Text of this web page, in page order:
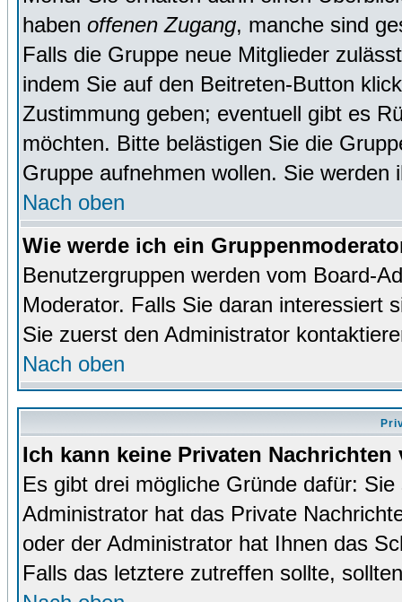
haben offenen Zugang, manche sind
Falls die Gruppe neue Mitglieder
indem Sie auf den Beitreten-Button
Zustimmung geben; eventuell gibt es
möchten. Bitte belästigen Sie die
Gruppe aufnehmen wollen. Sie werden
Nach oben
Wie werde ich ein
Benutzergruppen werden vom Board-
Moderator. Falls Sie daran interessiert
Sie zuerst den Administrator
Nach oben
Ich kann keine Privaten Nachrichten
Es gibt drei mögliche Gründe dafür:
Administrator hat das Private
oder der Administrator hat Ihnen das
Falls das letztere zutreffen sollte,